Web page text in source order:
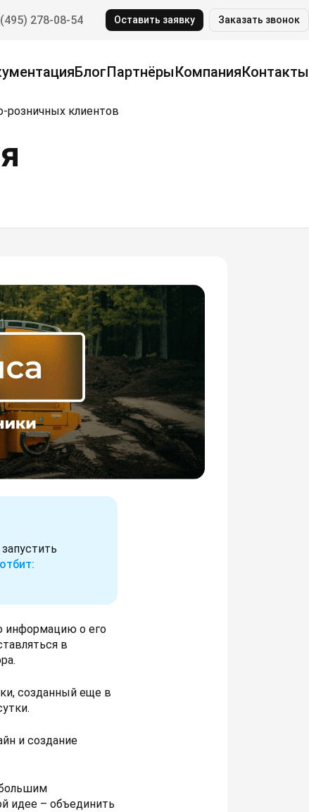
278-08-54 Оставить заявку Заказать звонок
БлогПартнёрыКомпанияКонтакты
розничных клиентов
информацию о его
в
созданный еще в
и создание
идее – объединить